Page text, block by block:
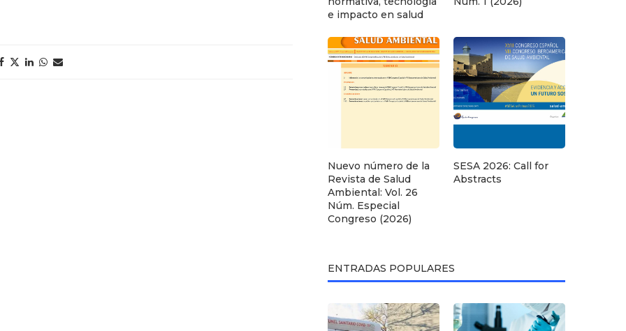
e impacto en salud
Nuevo número de la
Revista de Salud
Ambiental: Vol. 26
Núm. Especial
Congreso (2026)
SESA 2026: Call for
Abstracts
ENTRADAS POPULARES